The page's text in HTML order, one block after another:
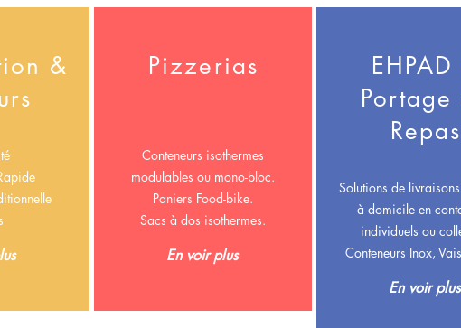
&
Pizzerias
Conteneurs isothermes
modulables ou mono-bloc.
Paniers Food-bike.
Sacs à dos isothermes.
En voir plus
Portage
Repas
Solutions de
à domicile en
individuels ou
Conteneurs Inox,
En voir plus